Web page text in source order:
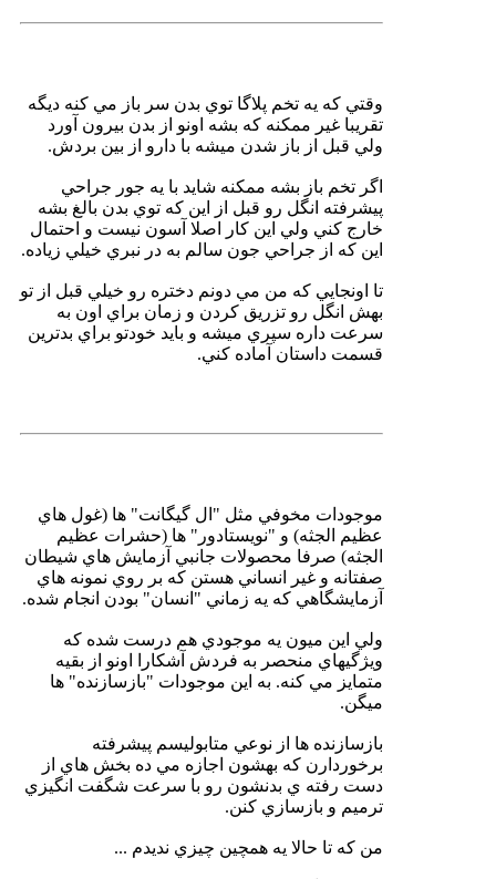
وقتي كه يه تخم پلاگا توي بدن سر باز مي كنه ديگه
تقريبا غير ممكنه كه بشه اونو از بدن بيرون آورد
ولي قبل از باز شدن ميشه با دارو از بين بردش.
اگر تخم باز بشه ممكنه شايد با يه جور جراحي
پيشرفته انگل رو قبل از اين كه توي بدن بالغ بشه
خارج كني ولي اين كار اصلا آسون نيست و احتمال
اين كه از جراحي جون سالم به در نبري خيلي زياده.
تا اونجايي كه من مي دونم دختره رو خيلي قبل از تو
بهش انگل رو تزريق كردن و زمان براي اون به
سرعت داره سپري ميشه و بايد خودتو براي بدترين
قسمت داستان آماده كني.
موجودات مخوفي مثل "ال گيگانت" ها (غول هاي
عظيم الجثه) و "نويستادور" ها (حشرات عظيم
الجثه) صرفا محصولات جانبي آزمايش هاي شيطان
صفتانه و غير انساني هستن كه بر روي نمونه هاي
آزمايشگاهي كه يه زماني "انسان" بودن انجام شده.
ولي اين ميون يه موجودي هم درست شده كه
ويژگيهاي منحصر به فردش آشكارا اونو از بقيه
متمايز مي كنه. به اين موجودات "بازسازنده" ها
ميگن.
بازسازنده ها از نوعي متابوليسم پيشرفته
برخوردارن كه بهشون اجازه مي ده بخش هاي از
دست رفته ي بدنشون رو با سرعت شگفت انگيزي
ترميم و بازسازي كنن.
من كه تا حالا يه همچين چيزي نديدم ...